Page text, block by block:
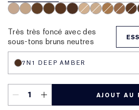
Très très foncé avec des
sous-tons bruns neutres
7N1 DEEP AMBER
AJOUT AU